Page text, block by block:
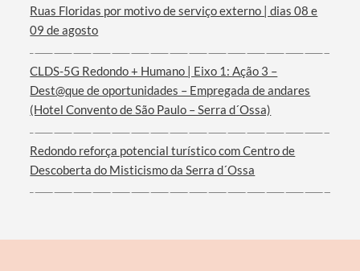
Ruas Floridas por motivo de serviço externo | dias 08 e
09 de agosto
CLDS-5G Redondo + Humano | Eixo 1: Ação 3 –
Dest@que de oportunidades – Empregada de andares
(Hotel Convento de São Paulo – Serra d´Ossa)
Redondo reforça potencial turístico com Centro de
Descoberta do Misticismo da Serra d´Ossa